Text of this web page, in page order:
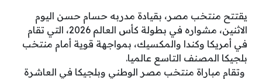
يقتتح منتخب مصر، بقيادة مدربه حسام حسن اليوم
الاثنين، مشواره في بطولة كأس العالم 2026، التي تقام
في أمريكا وكندا والمكسيك، بمواجهة قوية أمام منتخب
بلجيكا المصنف التاسع عالميا.
وتقام مباراة منتخب مصر الوطني وبلجيكا في العاشرة